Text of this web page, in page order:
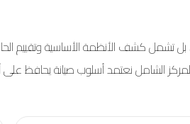
بل تشملكشف الأنظمة الأساسية وتقييم
الشامل نعتمد أسلوب صيانة يحافظ على